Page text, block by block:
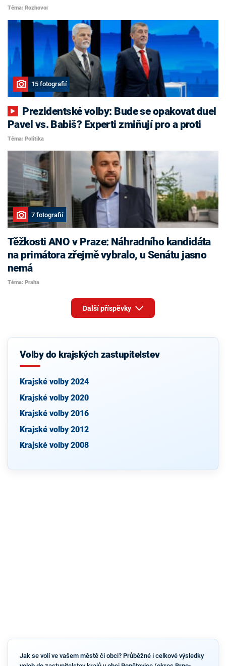
Téma: Rozhovor
15 fotografií
Pavel vs. Babiš? Experti zmiňují pro a proti
Téma: Politika
7 fotografií
Těžkosti ANO v Praze: Náhradního kandidáta
na primátora zřejmě vybralo, u Senátu jasno
nemá
Téma: Praha
Další příspěvky
Volby do krajských zastupitelstev
Krajské volby 2024
Krajské volby 2020
Krajské volby 2016
Krajské volby 2012
Krajské volby 2008
Jak se volí ve vašem městě či obci? Průběžné i celkové výsledky